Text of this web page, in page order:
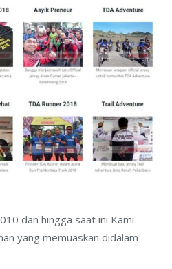
dan hingga saat ini Kami
yang memuaskan didalam